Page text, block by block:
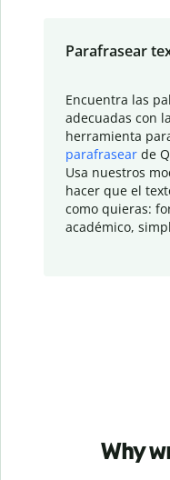
Parafrasear
Encuentra las
adecuadas con la
herramienta
parafrasear de
Usa nuestros
hacer que el
como quieras:
académico,
Why